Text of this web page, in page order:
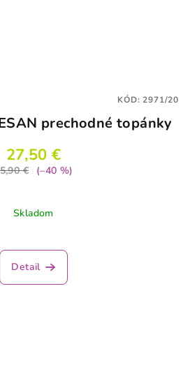
prechodné topánky
27,50 €
€
(–40 %)
Skladom
Detail
KÓD:2971/20